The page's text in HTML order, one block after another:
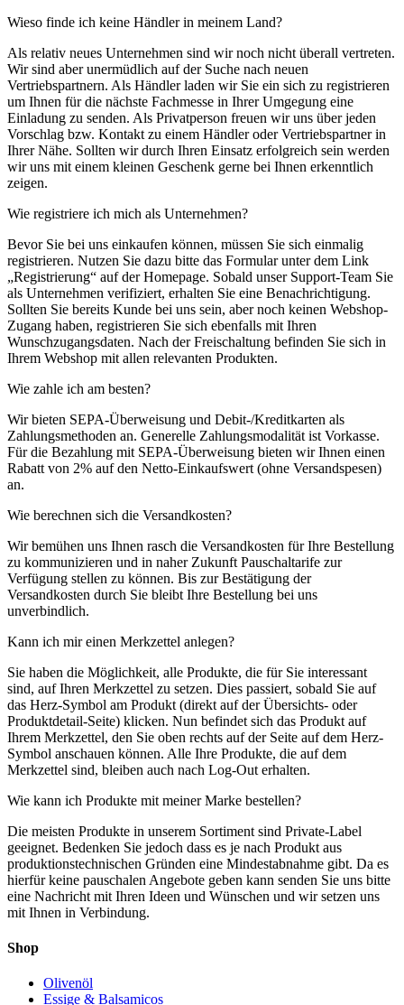
Wieso finde ich keine Händler in meinem Land?
Als relativ neues Unternehmen sind wir noch nicht überall vertreten.
Wir sind aber unermüdlich auf der Suche nach neuen
Vertriebspartnern. Als Händler laden wir Sie ein sich zu registrieren
um Ihnen für die nächste Fachmesse in Ihrer Umgegung eine
Einladung zu senden. Als Privatperson freuen wir uns über jeden
Vorschlag bzw. Kontakt zu einem Händler oder Vertriebspartner in
Ihrer Nähe. Sollten wir durch Ihren Einsatz erfolgreich sein werden
wir uns mit einem kleinen Geschenk gerne bei Ihnen erkenntlich
zeigen.
Wie registriere ich mich als Unternehmen?
Bevor Sie bei uns einkaufen können, müssen Sie sich einmalig
registrieren. Nutzen Sie dazu bitte das Formular unter dem Link
„Registrierung“ auf der Homepage. Sobald unser Support-Team Sie
als Unternehmen verifiziert, erhalten Sie eine Benachrichtigung.
Sollten Sie bereits Kunde bei uns sein, aber noch keinen Webshop-
Zugang haben, registrieren Sie sich ebenfalls mit Ihren
Wunschzugangsdaten. Nach der Freischaltung befinden Sie sich in
Ihrem Webshop mit allen relevanten Produkten.
Wie zahle ich am besten?
Wir bieten SEPA-Überweisung und Debit-/Kreditkarten als
Zahlungsmethoden an. Generelle Zahlungsmodalität ist Vorkasse.
Für die Bezahlung mit SEPA-Überweisung bieten wir Ihnen einen
Rabatt von 2% auf den Netto-Einkaufswert (ohne Versandspesen)
an.
Wie berechnen sich die Versandkosten?
Wir bemühen uns Ihnen rasch die Versandkosten für Ihre Bestellung
zu kommunizieren und in naher Zukunft Pauschaltarife zur
Verfügung stellen zu können. Bis zur Bestätigung der
Versandkosten durch Sie bleibt Ihre Bestellung bei uns
unverbindlich.
Kann ich mir einen Merkzettel anlegen?
Sie haben die Möglichkeit, alle Produkte, die für Sie interessant
sind, auf Ihren Merkzettel zu setzen. Dies passiert, sobald Sie auf
das Herz-Symbol am Produkt (direkt auf der Übersichts- oder
Produktdetail-Seite) klicken. Nun befindet sich das Produkt auf
Ihrem Merkzettel, den Sie oben rechts auf der Seite auf dem Herz-
Symbol anschauen können. Alle Ihre Produkte, die auf dem
Merkzettel sind, bleiben auch nach Log-Out erhalten.
Wie kann ich Produkte mit meiner Marke bestellen?
Die meisten Produkte in unserem Sortiment sind Private-Label
geeignet. Bedenken Sie jedoch dass es je nach Produkt aus
produktionstechnischen Gründen eine Mindestabnahme gibt. Da es
hierfür keine pauschalen Angebote geben kann senden Sie uns bitte
eine Nachricht mit Ihren Ideen und Wünschen und wir setzen uns
mit Ihnen in Verbindung.
Shop
Olivenöl
Essige & Balsamicos